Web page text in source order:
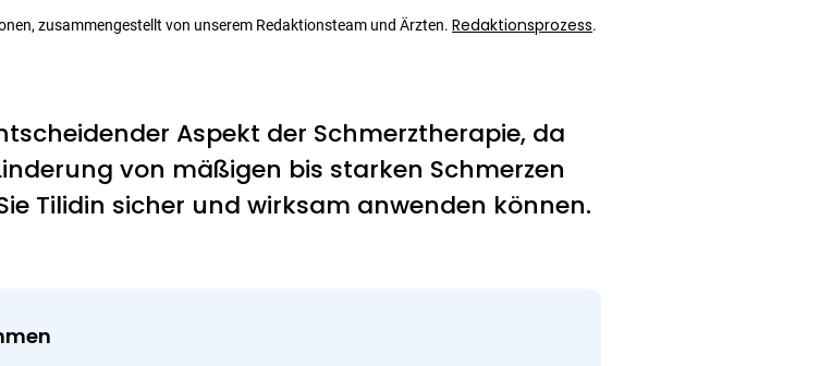
zusammengestellt von unserem Redaktionsteam und Ärzten. Redaktionsprozess.
Aspekt der Schmerztherapie, da
von mäßigen bis starken Schmerzen
Tilidin sicher und wirksam anwenden können.